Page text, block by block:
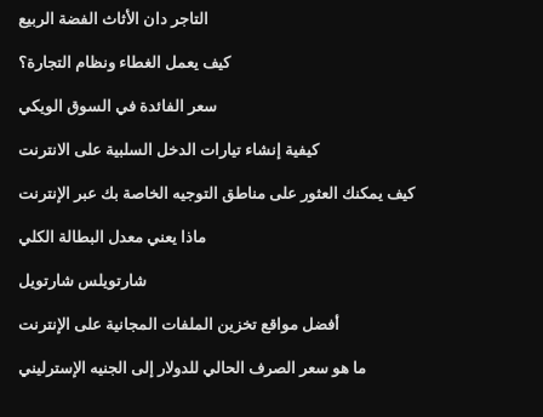
التاجر دان الأثاث الفضة الربيع
كيف يعمل الغطاء ونظام التجارة؟
سعر الفائدة في السوق الويكي
كيفية إنشاء تيارات الدخل السلبية على الانترنت
كيف يمكنك العثور على مناطق التوجيه الخاصة بك عبر الإنترنت
ماذا يعني معدل البطالة الكلي
شارتويلس شارتويل
أفضل مواقع تخزين الملفات المجانية على الإنترنت
ما هو سعر الصرف الحالي للدولار إلى الجنيه الإسترليني